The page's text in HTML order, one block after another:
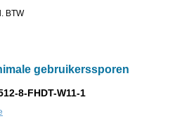
BTW
gebruikerssporen
8-FHDT-W11-1